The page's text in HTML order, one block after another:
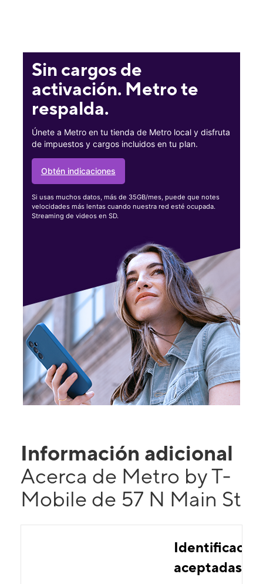
Sin cargos de
activación. Metro te
respalda.
Únete a Metro en tu tienda de Metro local y disfruta
de impuestos y cargos incluidos en tu plan.
Obtén indicaciones
Si usas muchos datos, más de 35GB/mes, puede que notes
velocidades más lentas cuando nuestra red esté ocupada.
Streaming de videos en SD.
Información adicional
Acerca de Metro by T-
Mobile de 57 N Main St
aceptadas